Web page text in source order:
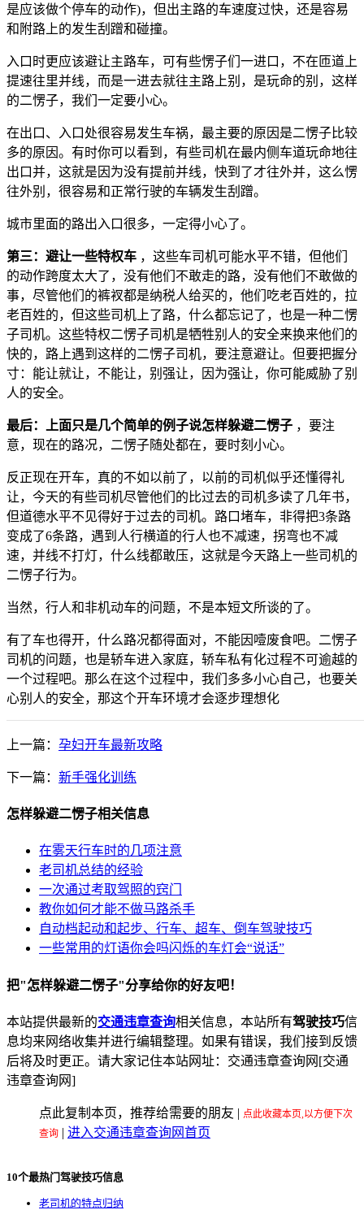
是应该做个停车的动作)，但出主路的车速度过快，还是容易
和附路上的发生刮蹭和碰撞。
入口时更应该避让主路车，可有些愣子们一进口，不在匝道上
提速往里并线，而是一进去就往主路上别，是玩命的别，这样
的二愣子，我们一定要小心。
在出口、入口处很容易发生车祸，最主要的原因是二愣子比较
多的原因。有时你可以看到，有些司机在最内侧车道玩命地往
出口并，这就是因为没有提前并线，快到了才往外并，这么愣
往外别，很容易和正常行驶的车辆发生刮蹭。
城市里面的路出入口很多，一定得小心了。
第三：避让一些特权车 ，这些车司机可能水平不错，但他们
的动作跨度太大了，没有他们不敢走的路，没有他们不敢做的
事，尽管他们的裤衩都是纳税人给买的，他们吃老百姓的，拉
老百姓的，但这些司机上了路，什么都忘记了，也是一种二愣
子司机。这些特权二愣子司机是牺牲别人的安全来换来他们的
快的，路上遇到这样的二愣子司机，要注意避让。但要把握分
寸：能让就让，不能让，别强让，因为强让，你可能威胁了别
人的安全。
最后：上面只是几个简单的例子说怎样躲避二愣子 ，要注
意，现在的路况，二愣子随处都在，要时刻小心。
反正现在开车，真的不如以前了，以前的司机似乎还懂得礼
让，今天的有些司机尽管他们的比过去的司机多读了几年书，
但道德水平不见得好于过去的司机。路口堵车，非得把3条路
变成了6条路，遇到人行横道的行人也不减速，拐弯也不减
速，并线不打灯，什么线都敢压，这就是今天路上一些司机的
二愣子行为。
当然，行人和非机动车的问题，不是本短文所谈的了。
有了车也得开，什么路况都得面对，不能因噎废食吧。二愣子
司机的问题，也是轿车进入家庭，轿车私有化过程不可逾越的
一个过程吧。那么在这个过程中，我们多多小心自己，也要关
心别人的安全，那这个开车环境才会逐步理想化
上一篇： 孕妇开车最新攻略
下一篇： 新手强化训练
怎样躲避二愣子相关信息
在雾天行车时的几项注意
老司机总结的经验
一次通过考取驾照的窍门
教你如何才能不做马路杀手
自动档起动和起步、行车、超车、倒车驾驶技巧
一些常用的灯语你会吗闪烁的车灯会“说话”
把"怎样躲避二愣子"分享给你的好友吧！
本站提供最新的交通违章查询相关信息，本站所有驾驶技巧信
息均来网络收集并进行编辑整理。如果有错误，我们接到反馈
后将及时更正。请大家记住本站网址：交通违章查询网[交通
违章查询网]
点此复制本页，推荐给需要的朋友 | 点此收藏本页,以方便下次
查询 | 进入交通违章查询网首页
10个最热门驾驶技巧信息
老司机的特点归纳